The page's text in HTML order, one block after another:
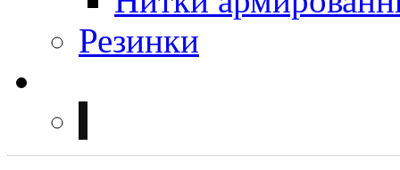
Резинки